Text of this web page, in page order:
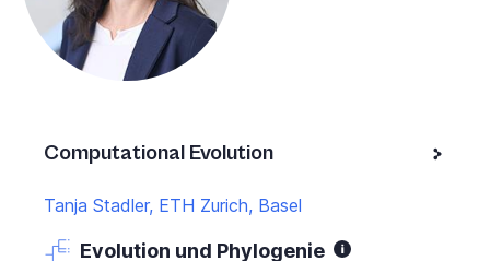
Computational Evolution
Tanja Stadler, ETH Zurich, Basel
Evolution und Phylogenie